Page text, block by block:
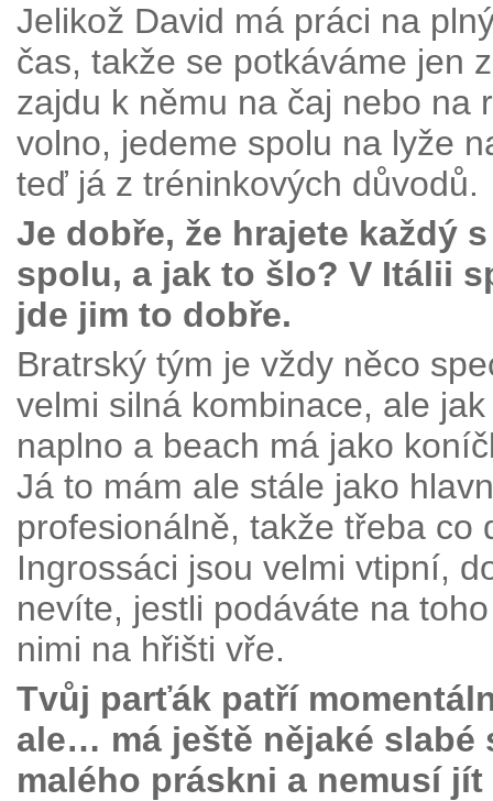
Jelikož David má práci na
čas, takže se potkáváme jen
zajdu k němu na čaj nebo na
volno, jedeme spolu na lyže
teď já z tréninkových důvodů.
Je dobře, že hrajete každý
spolu, a jak to šlo? V Itálii
jde jim to dobře.
Bratrský tým je vždy něco
velmi silná kombinace, ale
naplno a beach má jako
Já to mám ale stále jako
profesionálně, takže třeba
Ingrossáci jsou velmi vtipní,
nevíte, jestli podáváte na
nimi na hřišti vře.
Tvůj parťák patří
ale… má ještě nějaké slabé
malého práskni a nemusí